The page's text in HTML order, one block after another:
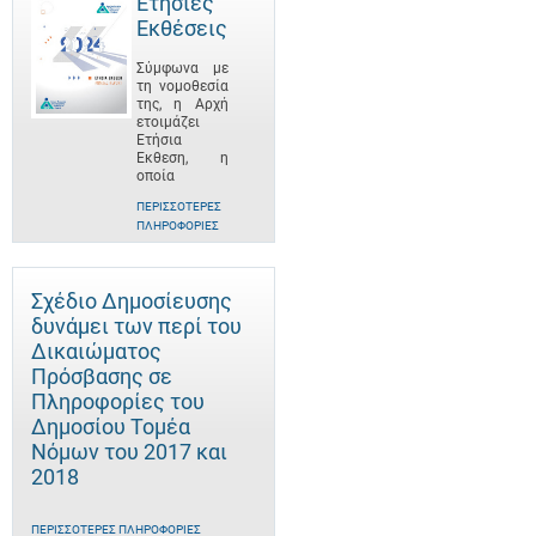
Εκθέσεις
Σύμφωνα με
τη νομοθεσία
της, η Αρχή
ετοιμάζει
Ετήσια
Έκθεση, η
οποία
ΠΕΡΙΣΣΌΤΕΡΕΣ
ΠΛΗΡΟΦΟΡΊΕΣ
Σχέδιο Δημοσίευσης
δυνάμει των περί του
Δικαιώματος
Πρόσβασης σε
Πληροφορίες του
Δημοσίου Τομέα
Νόμων του 2017 και
2018
ΠΕΡΙΣΣΌΤΕΡΕΣ ΠΛΗΡΟΦΟΡΊΕΣ